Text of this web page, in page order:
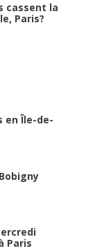
cassent la
Paris?
en Île-de-
Paris